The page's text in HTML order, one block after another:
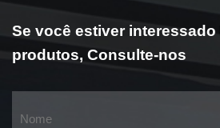
Se você estiver interessado
produtos, Consulte-nos